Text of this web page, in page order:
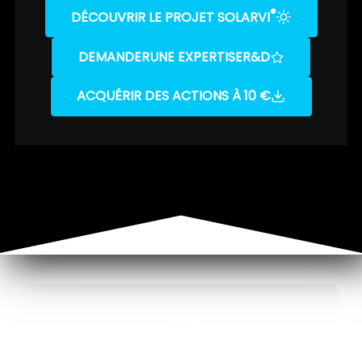
DÉCOUVRIR LE PROJET SOLARVI®
DEMANDERUNE EXPERTISER&D
ACQUÉRIR DES ACTIONS À 10 €